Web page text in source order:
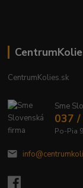
CentrumKolies.sk
Sme
037
Po-Pia